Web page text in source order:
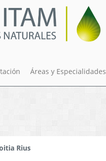
Áreas y Especialidades
Rius